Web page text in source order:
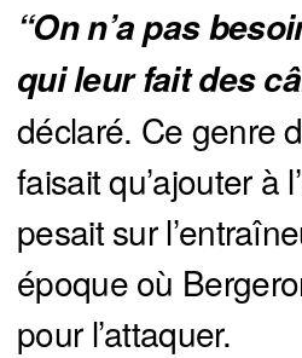
“On n’a pas
qui leur fait des
déclaré. Ce genre
faisait qu’ajouter à
pesait sur
époque où
pour l’attaquer.